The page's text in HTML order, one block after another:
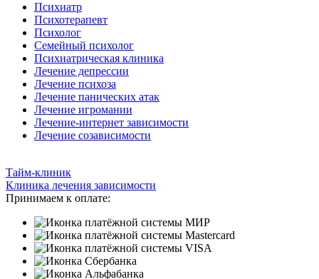
Психиатр
Психотерапевт
Психолог
Семейный психолог
Психиатрическая клиника
Лечение депрессии
Лечение психоза
Лечение панических атак
Лечение игромании
Лечение-интернет зависимости
Лечение созависимости
Тайм-клиник
Клиника лечения зависимости
Принимаем к оплате: